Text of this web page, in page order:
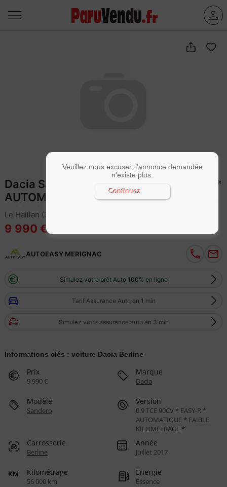
Dacia Sandero 0.9 TCE 90CV * EASY-R *
AUTOMATIQUE * FAIBLE KILOMETRAGE
* 9990 euros
Le Haillan (33185)
9 990 €
AUTOEASY MERIGNAC
Simulez votre prêt Auto 100% en ligne
Tarif Assurance Auto en 1 min
Simulez votre assurance auto en 3 min
Informations clés : voiture Dacia Berline
Prix
9 990 €
Marque
Dacia
Modèle
Sandero
Version
0.9 TCE 90CV * EASY-R *
AUTOMATIQUE * FAIBLE
KILOMETRAGE *
Carrosserie
Berline
Année
Juillet 2017
Kilométrage
56 000 km
Energie
Essence
Veuillez nous excuser, l'annonce demandée
n'existe plus.
Continuez